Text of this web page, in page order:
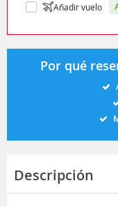
Añadir vuelo
Por qué
Descripción